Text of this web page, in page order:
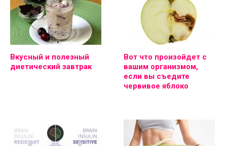
Вкусный и полезный
диетический завтрак
Вот что произойдет с
вашим организмом,
если вы съедите
червивое яблоко